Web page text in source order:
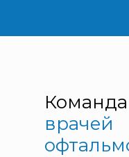
Команда
врачей